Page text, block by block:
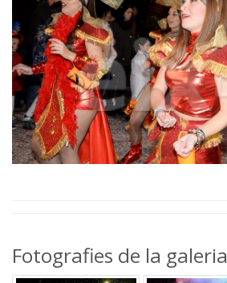
Fotografies de la galeria